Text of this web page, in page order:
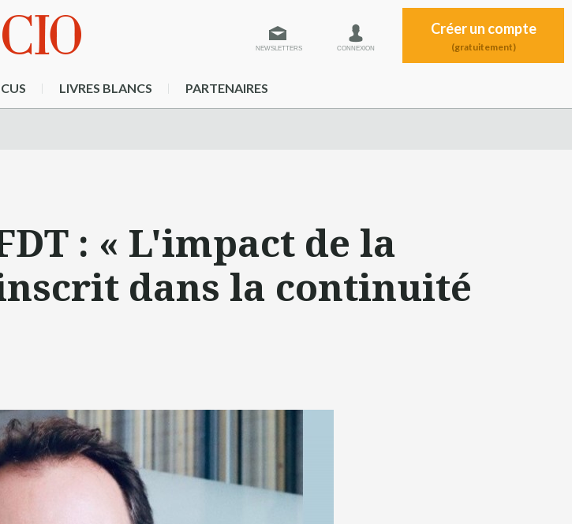
NEWSLETTERS CONNEXION
Créer un compte
(gratuitement)
LIVRES BLANCS PARTENAIRES
: « L'impact de la
dans la continuité